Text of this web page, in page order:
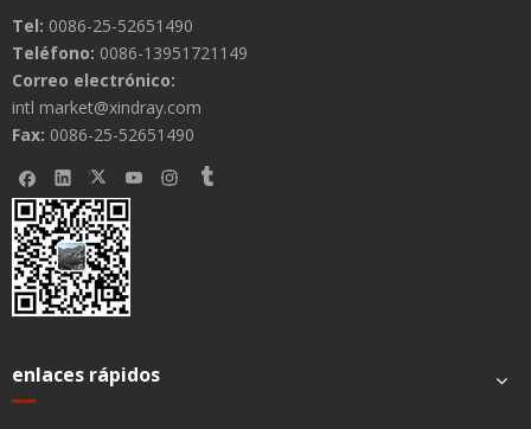
Tel: 0086-25-52651490
Teléfono: 0086-13951721149
Correo electrónico:
intl market@xindray.com
Fax: 0086-25-52651490
enlaces rápidos